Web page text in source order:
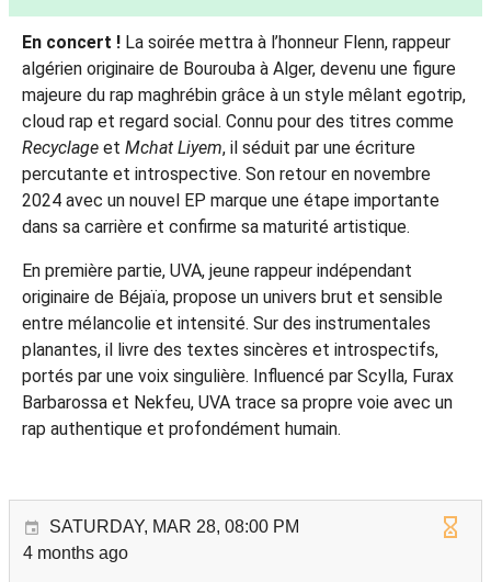
En concert ! La soirée mettra à l’honneur Flenn, rappeur
algérien originaire de Bourouba à Alger, devenu une figure
majeure du rap maghrébin grâce à un style mêlant egotrip,
cloud rap et regard social. Connu pour des titres comme
Recyclage et Mchat Liyem, il séduit par une écriture
percutante et introspective. Son retour en novembre
2024 avec un nouvel EP marque une étape importante
dans sa carrière et confirme sa maturité artistique.
En première partie, UVA, jeune rappeur indépendant
originaire de Béjaïa, propose un univers brut et sensible
entre mélancolie et intensité. Sur des instrumentales
planantes, il livre des textes sincères et introspectifs,
portés par une voix singulière. Influencé par Scylla, Furax
Barbarossa et Nekfeu, UVA trace sa propre voie avec un
rap authentique et profondément humain.
SATURDAY, MAR 28, 08:00 PM
4 months ago